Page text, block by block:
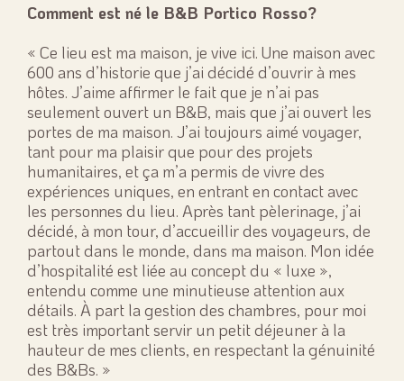
Comment est né le B&B Portico Rosso?
« Ce lieu est ma maison, je vive ici. Une maison avec
600 ans d’historie que j’ai décidé d’ouvrir à mes
hôtes. J’aime affirmer le fait que je n’ai pas
seulement ouvert un B&B, mais que j’ai ouvert les
portes de ma maison. J’ai toujours aimé voyager,
tant pour ma plaisir que pour des projets
humanitaires, et ça m’a permis de vivre des
expériences uniques, en entrant en contact avec
les personnes du lieu. Après tant pèlerinage, j’ai
décidé, à mon tour, d’accueillir des voyageurs, de
partout dans le monde, dans ma maison. Mon idée
d’hospitalité est liée au concept du « luxe »,
entendu comme une minutieuse attention aux
détails. À part la gestion des chambres, pour moi
est très important servir un petit déjeuner à la
hauteur de mes clients, en respectant la génuinité
des B&Bs. »